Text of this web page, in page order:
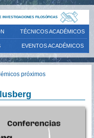
INVESTIGACIONES FILOSÓFICAS
TÉCNICOS ACADÉMICOS
EVENTOS ACADÉMICOS
próximos